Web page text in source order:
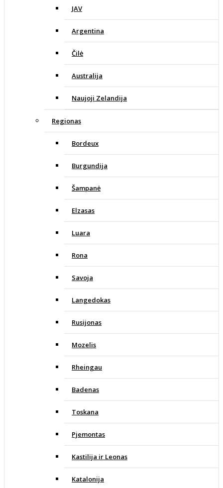
JAV
Argentina
Čilė
Australija
Naujoji Zelandija
Regionas
Bordeux
Burgundija
Šampanė
Elzasas
Luara
Rona
Savoja
Langedokas
Rusijonas
Mozelis
Rheingau
Badenas
Toskana
Pjemontas
Kastilija ir Leonas
Katalonija